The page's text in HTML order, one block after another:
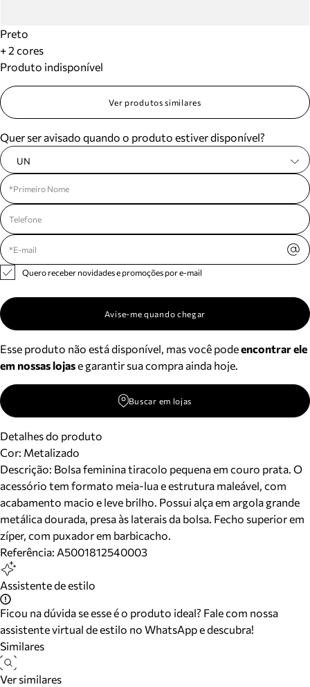
Preto
+ 2 cores
Produto indisponível
Ver produtos similares
Quer ser avisado quando o produto estiver disponível?
UN
Quero receber novidades e promoções por e-mail
Avise-me quando chegar
Esse produto não está disponível, mas você podeencontrar ele
em nossas lojase garantir sua compra ainda hoje.
Buscar em lojas
Detalhes do produto
Cor: Metalizado
Descrição: Bolsa feminina tiracolo pequena em couro prata. O
acessório tem formato meia-lua e estrutura maleável, com
acabamento macio e leve brilho. Possui alça em argola grande
metálica dourada, presa às laterais da bolsa. Fecho superior em
zíper, com puxador em barbicacho.
Referência: A5001812540003
Assistente de estilo
Ficou na dúvida se esse é o produto ideal? Fale com nossa
assistente virtual de estilo no WhatsApp e descubra!
Similares
Ver similares